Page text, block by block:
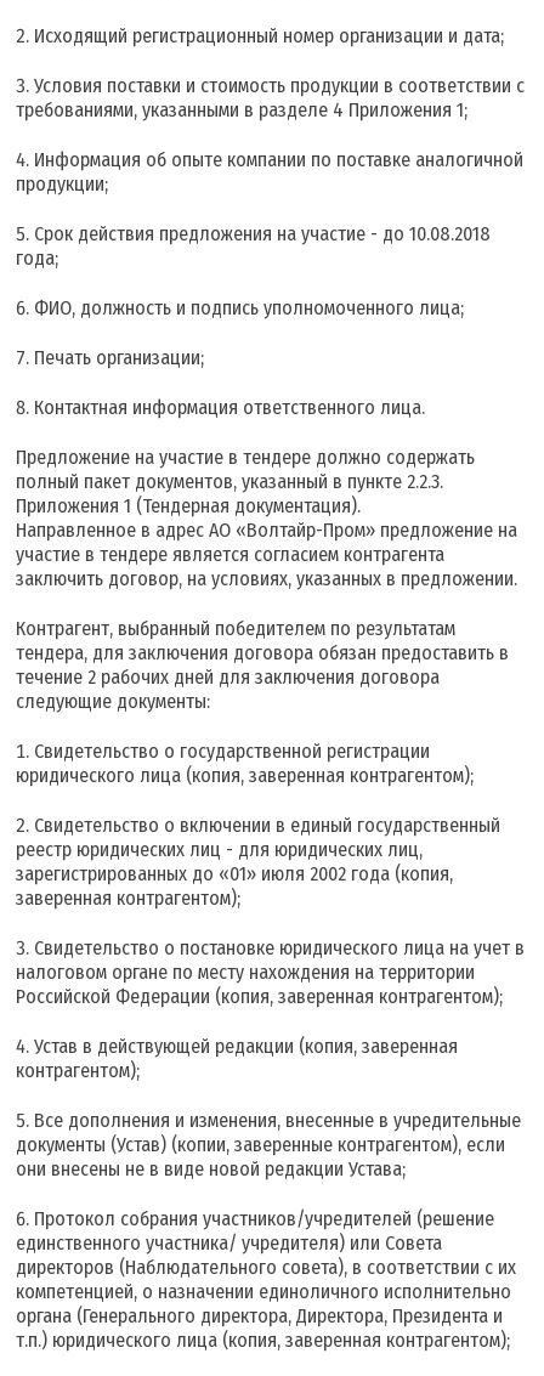
Исходящий регистрационный номер организации и дата;
Условия поставки и стоимость продукции в соответствии с
требованиями, указанными в разделе 4 Приложения 1;
Информация об опыте компании по поставке аналогичной
продукции;
Срок действия предложения на участие - до 10.08.2018
года;
ФИО, должность и подпись уполномоченного лица;
Печать организации;
Контактная информация ответственного лица.
Предложение на участие в тендере должно содержать
полный пакет документов, указанный в пункте 2.2.3.
Приложения 1 (Тендерная документация).
Направленное в адрес АО «Волтайр-Пром» предложение на
участие в тендере является согласием контрагента
заключить договор, на условиях, указанных в предложении.
Контрагент, выбранный победителем по результатам
тендера, для заключения договора обязан предоставить в
течение 2 рабочих дней для заключения договора
следующие документы:
Свидетельство о государственной регистрации
юридического лица (копия, заверенная контрагентом);
Свидетельство о включении в единый государственный
реестр юридических лиц - для юридических лиц,
зарегистрированных до «01» июля 2002 года (копия,
заверенная контрагентом);
Свидетельство о постановке юридического лица на учет в
налоговом органе по месту нахождения на территории
Российской Федерации (копия, заверенная контрагентом);
Устав в действующей редакции (копия, заверенная
контрагентом);
Все дополнения и изменения, внесенные в учредительные
документы (Устав) (копии, заверенные контрагентом), если
они внесены не в виде новой редакции Устава;
Протокол собрания участников/учредителей (решение
единственного участника/ учредителя) или Совета
директоров (Наблюдательного совета), в соответствии с их
компетенцией, о назначении единоличного исполнительно
органа (Генерального директора, Директора, Президента и
т.п.) юридического лица (копия, заверенная контрагентом);